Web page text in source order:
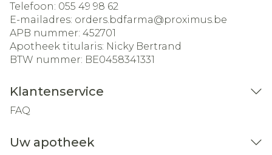
Telefoon: 055 49 98 62
E-mailadres: orders.bdfarma@proximus.be
APB nummer: 452701
Apotheek titularis: Nicky Bertrand
BTW nummer: BE0458341331
Klantenservice
FAQ
Uw apotheek